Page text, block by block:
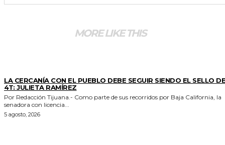
MORE LIKE THIS
LA CERCANÍA CON EL PUEBLO DEBE SEGUIR SIENDO EL SELLO
4T: JULIETA RAMÍREZ
Por Redacción Tijuana.- Como parte de sus recorridos por Baja California, la
senadora con licencia...
5 agosto, 2026